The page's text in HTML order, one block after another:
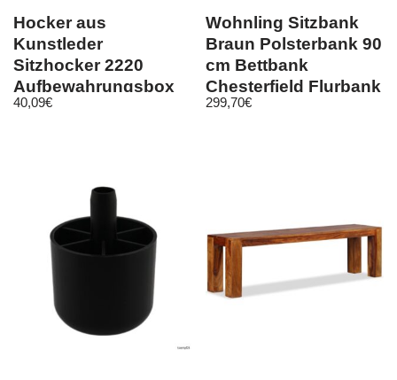
Hocker aus
Kunstleder
Sitzhocker 2220
Aufbewahrungsbox
40 cm Sitzwürfel
40,09€
Wohnling Sitzbank
Braun Polsterbank 90
cm Bettbank
Chesterfield Flurbank
Samt
299,70€